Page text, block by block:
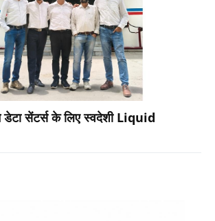
सेंटर्स के लिए स्वदेशी Liquid